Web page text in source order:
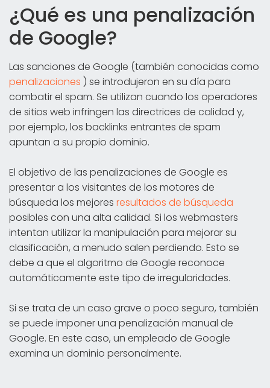
¿Qué es una penalización
de Google?
Las sanciones de Google (también conocidas como
penalizaciones ) se introdujeron en su día para
combatir el spam. Se utilizan cuando los operadores
de sitios web infringen las directrices de calidad y,
por ejemplo, los backlinks entrantes de spam
apuntan a su propio dominio.
El objetivo de las penalizaciones de Google es
presentar a los visitantes de los motores de
búsqueda los mejores resultados de búsqueda
posibles con una alta calidad. Si los webmasters
intentan utilizar la manipulación para mejorar su
clasificación, a menudo salen perdiendo. Esto se
debe a que el algoritmo de Google reconoce
automáticamente este tipo de irregularidades.
Si se trata de un caso grave o poco seguro, también
se puede imponer una penalización manual de
Google. En este caso, un empleado de Google
examina un dominio personalmente.